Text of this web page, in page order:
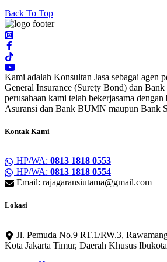
Back To Top
Kami adalah Konsultan Jasa sebagai agen
General Insurance (Surety Bond) dan Bank
perusahaan kami telah bekerjasama dengan
Asuransi dan Bank BUMN maupun Bank
Kontak Kami
HP/WA: 0813 1818 0553
HP/WA: 0813 1818 0554
Email: rajagaransiutama@gmail.com
Lokasi
Jl. Pemuda No.9 RT.1/RW.3,
Kota Jakarta Timur, Daerah Khusus